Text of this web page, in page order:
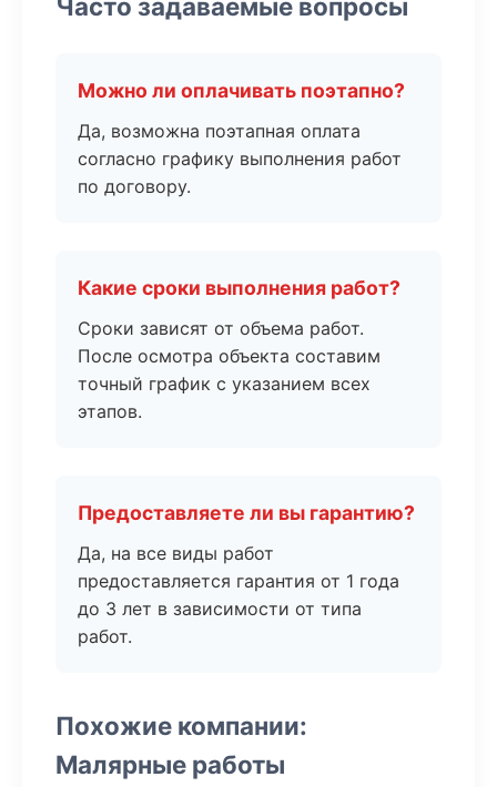
Часто задаваемые вопросы
Можно ли оплачивать поэтапно?
Да, возможна поэтапная оплата
согласно графику выполнения работ
по договору.
Какие сроки выполнения работ?
Сроки зависят от объема работ.
После осмотра объекта составим
точный график с указанием всех
этапов.
Предоставляете ли вы гарантию?
Да, на все виды работ
предоставляется гарантия от 1 года
до 3 лет в зависимости от типа
работ.
Похожие компании:
Малярные работы